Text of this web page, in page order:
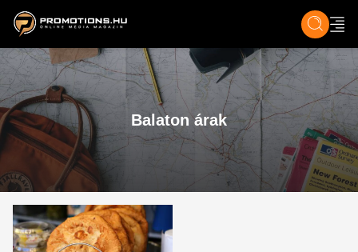
ZENE, FILM & KULT ÉLET TECH &
Balaton árak